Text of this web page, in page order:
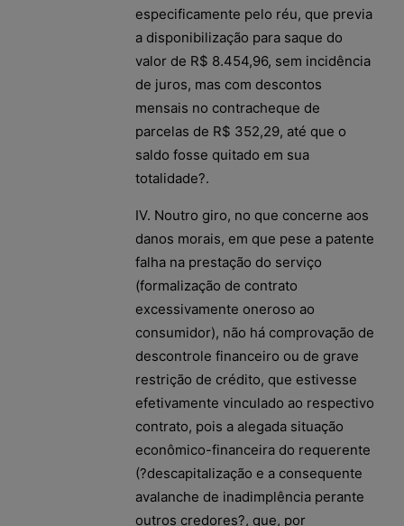
especificamente pelo réu, que previa
a disponibilização para saque do
valor de R$ 8.454,96, sem incidência
de juros, mas com descontos
mensais no contracheque de
parcelas de R$ 352,29, até que o
saldo fosse quitado em sua
totalidade?.
IV. Noutro giro, no que concerne aos
danos morais, em que pese a patente
falha na prestação do serviço
(formalização de contrato
excessivamente oneroso ao
consumidor), não há comprovação de
descontrole financeiro ou de grave
restrição de crédito, que estivesse
efetivamente vinculado ao respectivo
contrato, pois a alegada situação
econômico-financeira do requerente
(?descapitalização e a consequente
avalanche de inadimplência perante
outros credores?, que, por